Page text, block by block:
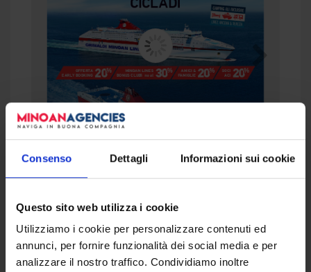
Consenso Dettagli Informazioni sui cookie
Questo sito web utilizza i cookie
Utilizziamo i cookie per personalizzare contenuti ed
annunci, per fornire funzionalità dei social media e per
analizzare il nostro traffico. Condividiamo inoltre